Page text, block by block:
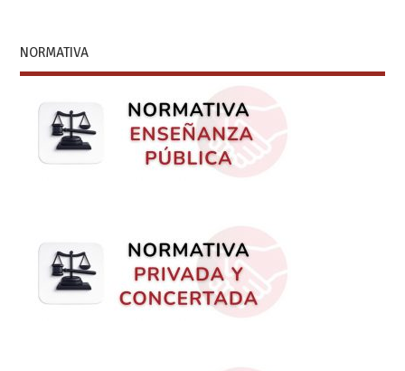
NORMATIVA